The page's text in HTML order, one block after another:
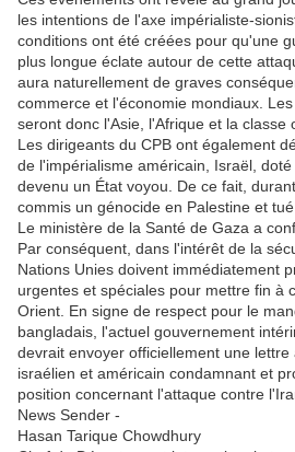
les intentions de l'axe impérialiste-
conditions ont été créées pour qu'une
plus longue éclate autour de cette
aura naturellement de graves
commerce et l'économie mondiaux.
seront donc l'Asie, l'Afrique et la classe
Les dirigeants du CPB ont également
de l'impérialisme américain, Israël,
devenu un État voyou. De ce fait,
commis un génocide en Palestine et
Le ministère de la Santé de Gaza a
Par conséquent, dans l'intérêt de la
Nations Unies doivent immédiatement
urgentes et spéciales pour mettre fin à
Orient. En signe de respect pour le
bangladais, l'actuel gouvernement
devrait envoyer officiellement une
israélien et américain condamnant et
position concernant l'attaque contre
News Sender -
Hasan Tarique Chowdhury